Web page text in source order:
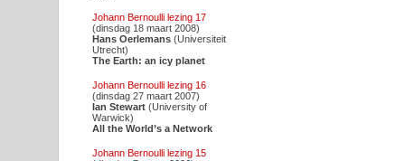
Johann Bernoulli lezing 17
(dinsdag 18 maart 2008)
Hans Oerlemans(Universiteit
Utrecht)
The Earth: an icy planet
Johann Bernoulli lezing 16
(dinsdag 27 maart 2007)
Ian Stewart(University of
Warwick)
All the World’s a Network
Johann Bernoulli lezing 15